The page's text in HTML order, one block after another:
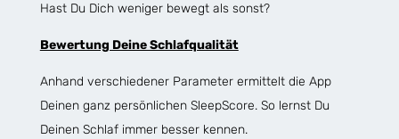
Hast Du Dich weniger bewegt als sonst?
Bewertung Deine Schlafqualität
Anhand verschiedener Parameter ermittelt die App
Deinen ganz persönlichen SleepScore. So lernst Du
Deinen Schlaf immer besser kennen.